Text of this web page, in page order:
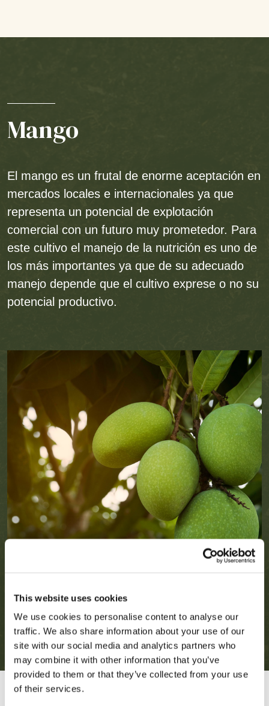
This website uses cookies
We use cookies to personalise content to analyse our
traffic. We also share information about your use of our
site with our social media and analytics partners who
may combine it with other information that you’ve
provided to them or that they’ve collected from your use
of their services.
Mango
El mango es un frutal de enorme aceptación en
mercados locales e internacionales ya que
representa un potencial de explotación
comercial con un futuro muy prometedor. Para
este cultivo el manejo de la nutrición es uno de
los más importantes ya que de su adecuado
manejo depende que el cultivo exprese o no su
potencial productivo.